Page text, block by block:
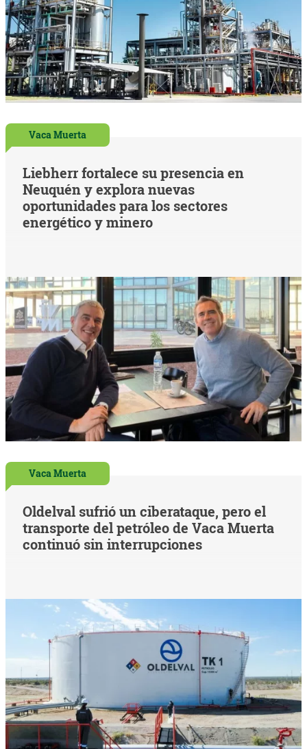
Vaca Muerta
Liebherr fortalece su presencia en
Neuquén y explora nuevas
oportunidades para los sectores
energético y minero
Vaca Muerta
Oldelval sufrió un ciberataque, pero el
transporte del petróleo de Vaca Muerta
continuó sin interrupciones